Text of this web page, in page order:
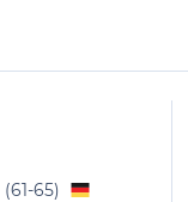
(61-65)